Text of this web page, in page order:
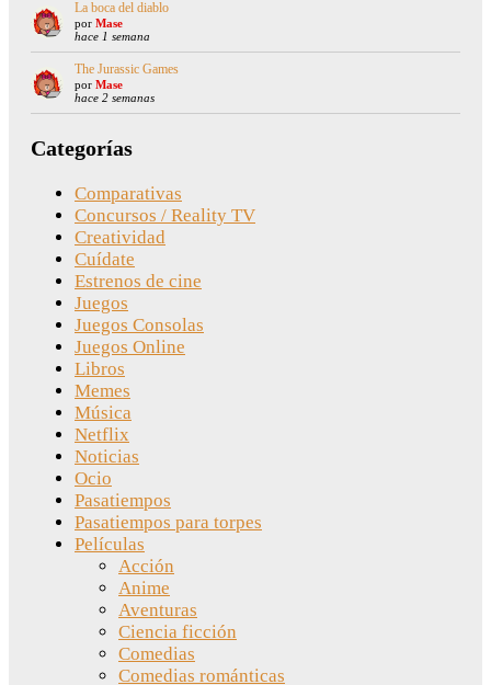
La boca del diablo
por Mase
hace 1 semana
The Jurassic Games
por Mase
hace 2 semanas
Categorías
Comparativas
Concursos / Reality TV
Creatividad
Cuídate
Estrenos de cine
Juegos
Juegos Consolas
Juegos Online
Libros
Memes
Música
Netflix
Noticias
Ocio
Pasatiempos
Pasatiempos para torpes
Películas
Acción
Anime
Aventuras
Ciencia ficción
Comedias
Comedias románticas